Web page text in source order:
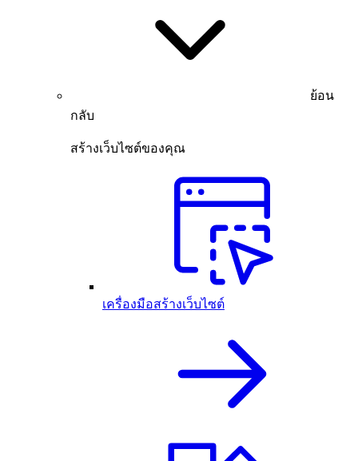
ย้อน
กลับ
สร้างเว็บไซต์ของคุณ
เครื่องมือสร้างเว็บไซต์